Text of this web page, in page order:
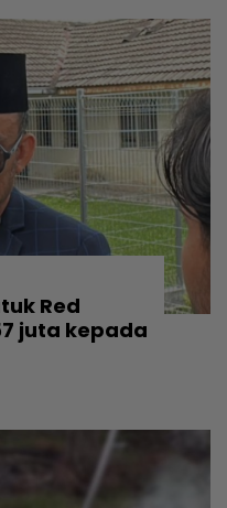
Red
juta kepada